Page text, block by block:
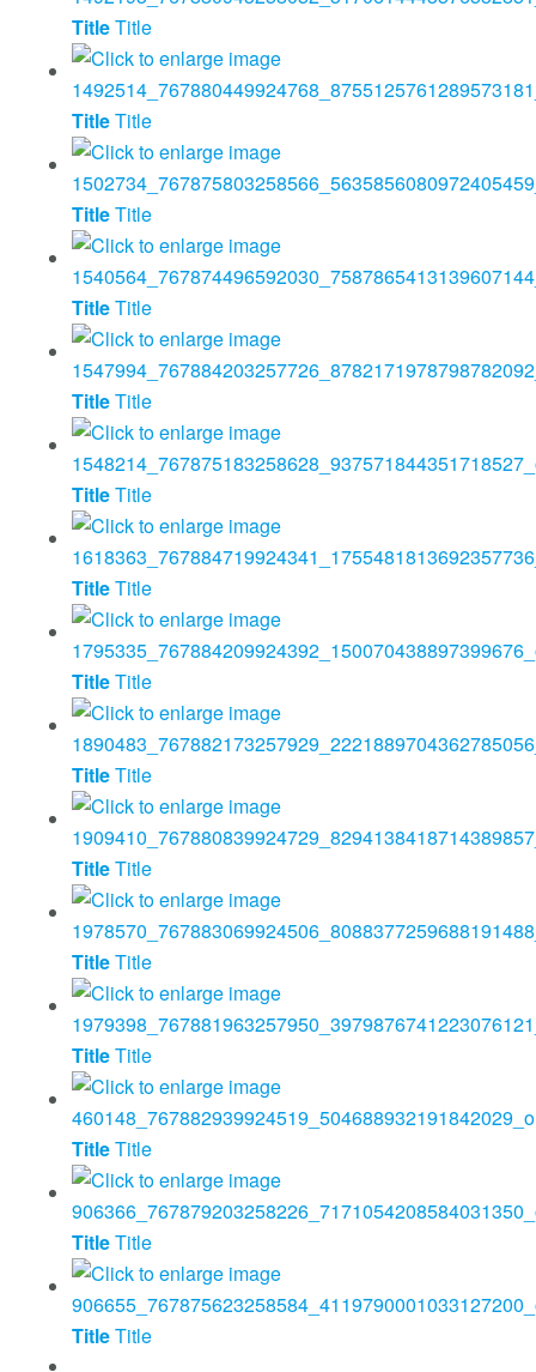
TitleTitle
TitleTitle
TitleTitle
TitleTitle
TitleTitle
TitleTitle
TitleTitle
TitleTitle
TitleTitle
TitleTitle
TitleTitle
TitleTitle
TitleTitle
TitleTitle
TitleTitle